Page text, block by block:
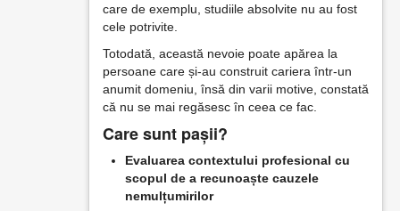
care de exemplu, studiile absolvite nu au fost
cele potrivite.
Totodată, această nevoie poate apărea la
persoane care și-au construit cariera într-un
anumit domeniu, însă din varii motive, constată
că nu se mai regăsesc în ceea ce fac.
Care sunt pașii?
Evaluarea contextului profesional cu
scopul de a recunoaște cauzele
nemulțumirilor